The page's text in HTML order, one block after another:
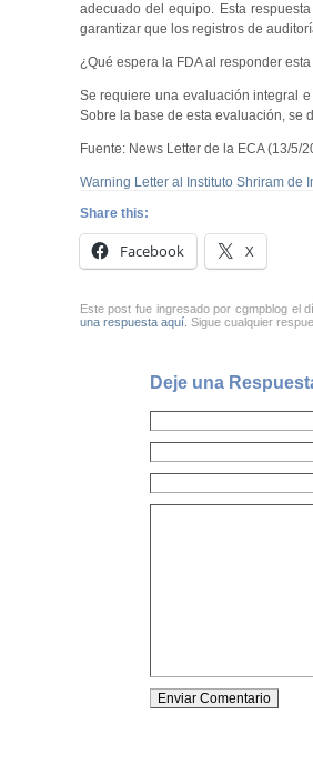
adecuado del equipo. Esta
garantizar que los registros de
¿Qué espera la FDA al responder
Se requiere una evaluación integral
Sobre la base de esta evaluación, se
Fuente: News Letter de la ECA (13/5/
Warning Letter al Instituto Shriram de
Share this:
Facebook X
Este post fue ingresado por cgmpblog el
una respuesta aquí. Sigue cualquier
Deje una